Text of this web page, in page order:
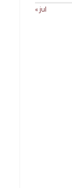
« jul